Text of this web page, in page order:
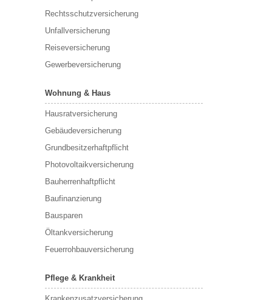
Rechtsschutzversicherung
Unfallversicherung
Reiseversicherung
Gewerbeversicherung
Wohnung & Haus
Hausratversicherung
Gebäudeversicherung
Grundbesitzerhaftpflicht
Photovoltaikversicherung
Bauherrenhaftpflicht
Baufinanzierung
Bausparen
Öltankversicherung
Feuerrohbauversicherung
Pflege & Krankheit